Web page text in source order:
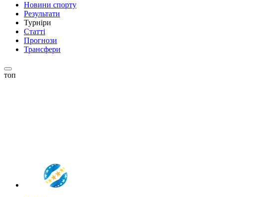
Новини спорту
Результати
Турніри
Статті
Прогнози
Трансфери
топ